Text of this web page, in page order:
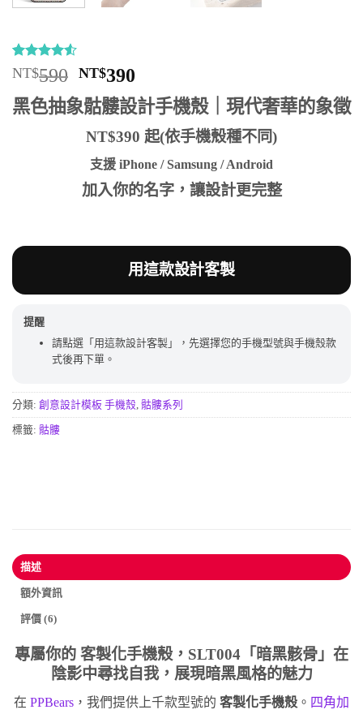
評分4.5/
5，已有
6
位顧客進
行評分
NT$590 原
始
價
格：
NT$590。
NT$390
前
價
格：
NT$390。
黑色抽象骷髏設計手機殼｜現代奢華的象徵
NT$390 起(依手機殼種不同)
支援 iPhone / Samsung / Android
加入你的名字，讓設計更完整
用這款設計客製
提醒
請點選「用這款設計客製」，先選擇您的手機型號與手機殼款
式後再下單。
分類: 創意設計模板 手機殼 骷髏系列
標籤: 骷髏
描述
額外資訊
評價 (6)
專屬你的 客製化手機殼，SLT004「暗黑骸骨」在
陰影中尋找自我，展現暗黑風格的魅力
在 PPBears ，我們提供上千款型號的 客製化手機殼 。 四角加